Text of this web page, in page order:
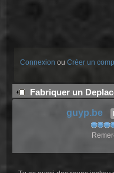
Connexion ouCréer un
Fabriquer un
guyp.be